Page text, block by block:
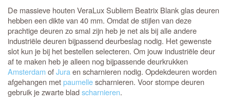
De massieve houten VeraLux Subliem Beatrix Blank glas deuren
hebben een dikte van 40 mm. Omdat de stijlen van deze
prachtige deuren zo smal zijn heb je net als bij alle andere
industriële deuren bijpassend deurbeslag nodig. Het gewenste
slot kun je bij het bestellen selecteren. Om jouw industriële deur
af te maken heb je alleen nog bijpassende deurkrukken
Amsterdam ofJuraen scharnieren nodig. Opdekdeuren worden
afgehangen metpaumellescharnieren. Voor stompe deuren
gebruik je zwarte bladscharnieren.